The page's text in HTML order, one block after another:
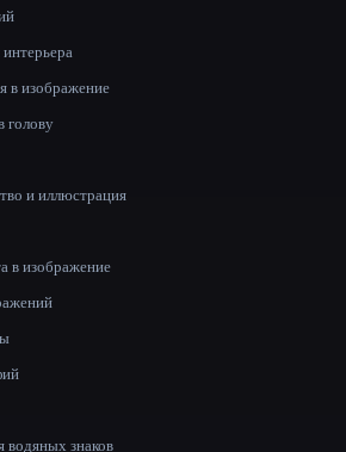
в изображение
голову
и иллюстрация
в изображение
водяных знаков